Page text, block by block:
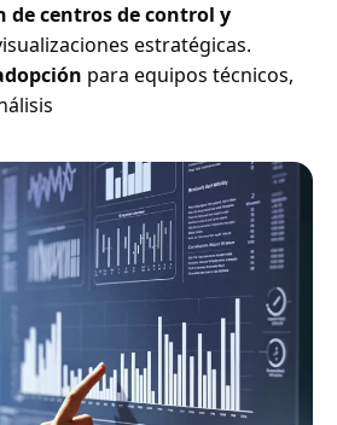
centros de control y
estratégicas.
para equipos técnicos,